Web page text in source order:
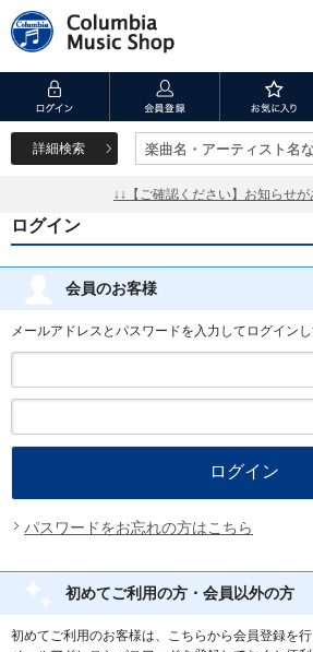
詳細検索 楽曲名・アーティスト名
楽曲名・アーティスト名
↓↓【ご確認ください】お知らせが
ログイン
会員のお客様
メールアドレスとパスワードを入力してログインし
パスワードをお忘れの方はこちら
初めてご利用の方・会員以外の方
初めてご利用のお客様は、こちらから会員登録を行